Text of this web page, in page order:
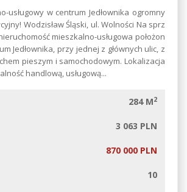
usługowy w centrum Jedłownika ogromny
Wodzisław Śląski, ul. Wolności Na sprz
mieszkalno-usługowa położon
Jedłownika, przy jednej z głównych ulic, z
pieszym i samochodowym. Lokalizacja
handlową, usługową...
284 M2
3 063 PLN
870 000 PLN
10